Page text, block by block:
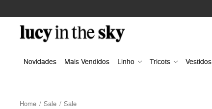
Novidades Mais Vendidos Linho Tricots Vestidos
Home Sale Sale